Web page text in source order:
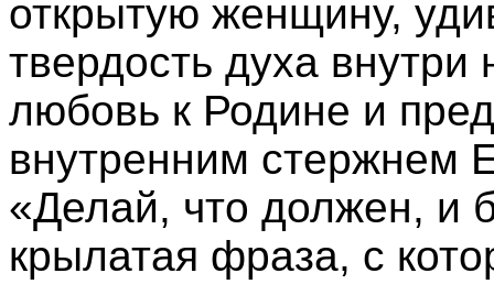
открытую женщину,
твердость духа
любовь к Родине и
внутренним стержнем
«Делай, что должен, и
крылатая фраза, с